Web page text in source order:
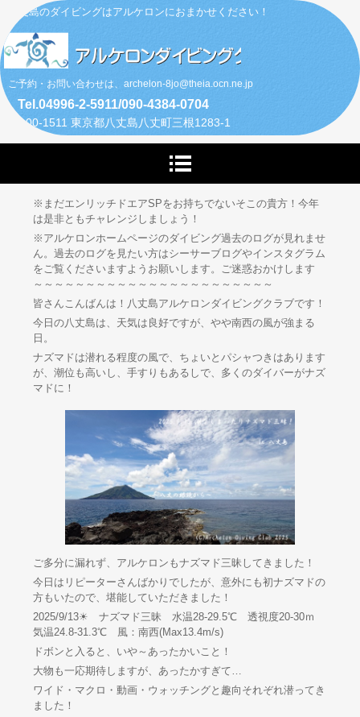
八丈島のダイビングはアルケロンにおまかせください！
ご予約・お問い合わせは、archelon-8jo@theia.ocn.ne.jp
Tel.04996-2-5911/090-4384-0704
〒100-1511 東京都八丈島八丈町三根1283-1
※まだエンリッチドエアSPをお持ちでないそこの貴方！今年
は是非ともチャレンジしましょう！
※アルケロンホームページのダイビング過去のログが見れませ
ん。過去のログを見たい方はシーサーブログやインスタグラム
をご覧くださいますようお願いします。ご迷惑おかけします
～～～～～～～～～～～～～～～～～～～～～～～
皆さんこんばんは！八丈島アルケロンダイビングクラブです！
今日の八丈島は、天気は良好ですが、やや南西の風が強まる
日。
ナズマドは潜れる程度の風で、ちょいとパシャつきはあります
が、潮位も高いし、手すりもあるしで、多くのダイバーがナズ
マドに！
ご多分に漏れず、アルケロンもナズマド三昧してきました！
今日はリピーターさんばかりでしたが、意外にも初ナズマドの
方もいたので、堪能していただきました！
2025/9/13☀ ナズマド三昧 水温28-29.5℃ 透視度20-30ｍ
気温24.8-31.3℃ 風：南西(Max13.4m/s)
ドボンと入ると、いや～あったかいこと！
大物も一応期待しますが、あったかすぎて…
ワイド・マクロ・動画・ウォッチングと趣向それぞれ潜ってき
ました！